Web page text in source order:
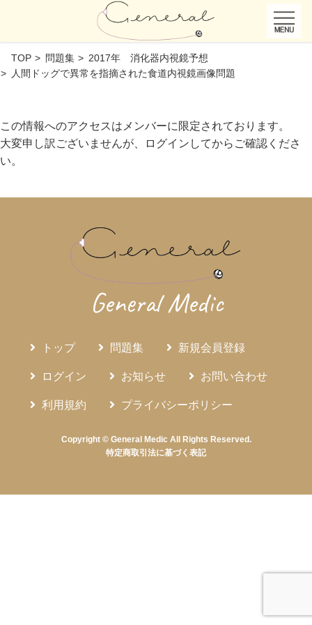
TOP 問題集
2017年 消化器内視鏡予想
人間ドッグで異常を指摘された食道内視鏡画像問題
この情報へのアクセスはメンバーに限定されております。
大変申し訳ございませんが、ログインしてからご確認くださ
い。
General Medic
トップ 問題集 新規会員登録
ログイン お知らせ お問い合わせ
利用規約 プライバシーポリシー
Copyright © General Medic All Rights Reserved.
特定商取引法に基づく表記